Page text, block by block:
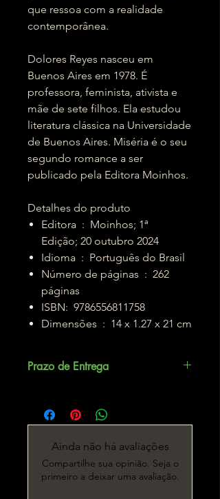
que ressoa com a realidade
contemporânea.
Dolores Reyes nasceu em
Buenos Aires em 1978. É
professora, feminista, ativista e
mãe de sete filhos. Ela estudou
literatura clássica na Universidade
de Buenos Aires. Miséria é o seu
segundo romance a ser
publicado pela Editora Moinhos.
Detalhes do produto
Editora ‏ : ‎ Moinhos; 1ª
Edição; 20 outubro 2024
Idioma ‏ : ‎ Português do Brasil
Número de páginas ‏ : ‎ 262
páginas
ISBN: ‎ 9786556811758
Dimensões ‏ : ‎ 14 x 1.27 x 21 cm
Prazo de Entrega
Ainda não há avaliações
Compartilhe sua opinião. Seja o
primeiro a deixar uma avaliação.